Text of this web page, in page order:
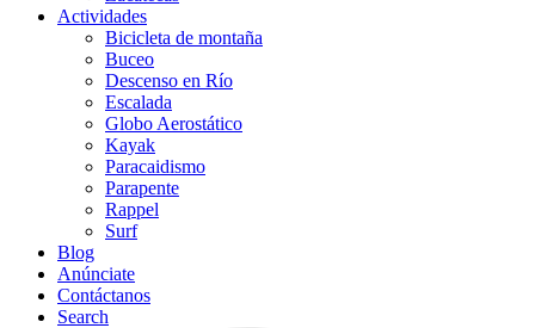
Actividades
Bicicleta de montaña
Buceo
Descenso en Río
Escalada
Globo Aerostático
Kayak
Paracaidismo
Parapente
Rappel
Surf
Blog
Anúnciate
Contáctanos
Search